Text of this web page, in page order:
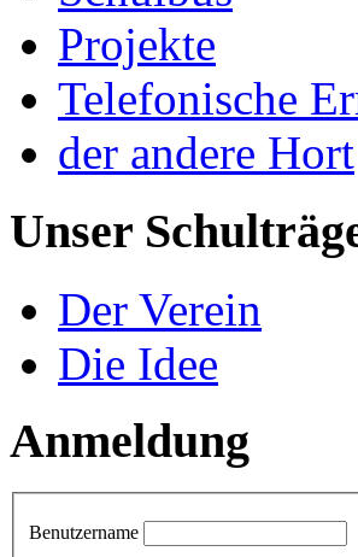
Projekte
Telefonische
der andere Hort
Unser
Der Verein
Die Idee
Anmeldung
Benutzername